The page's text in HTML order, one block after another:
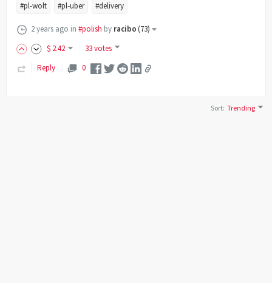
#pl-wolt #pl-uber #delivery
2 years ago in #polish by racibo(73)
$ 2.42
33 votes
Reply
0
Sort:Trending